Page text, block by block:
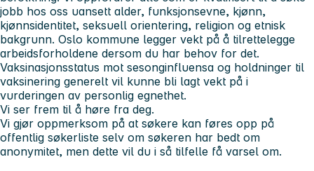
jobb hos oss uansett alder, funksjonsevne, kjønn,
kjønnsidentitet, seksuell orientering, religion og etnisk
bakgrunn. Oslo kommune legger vekt på å tilrettelegge
arbeidsforholdene dersom du har behov for det.
Vaksinasjonsstatus mot sesonginfluensa og holdninger til
vaksinering generelt vil kunne bli lagt vekt på i
vurderingen av personlig egnethet.
Vi ser frem til å høre fra deg.
Vi gjør oppmerksom på at søkere kan føres opp på
offentlig søkerliste selv om søkeren har bedt om
anonymitet, men dette vil du i så tilfelle få varsel om.